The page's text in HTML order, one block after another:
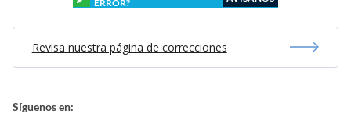
ERROR?
Revisa nuestra página de correcciones
Síguenos en: